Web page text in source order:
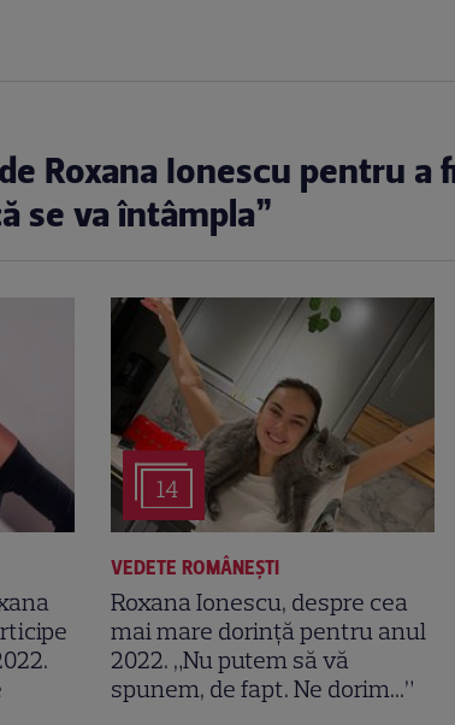
Roxana Ionescu pentru a
se va întâmpla”
14
VEDETE ROMÂNEŞTI
Roxana Ionescu, despre cea
mai mare dorință pentru anul
2022. „Nu putem să vă
spunem, de fapt. Ne dorim...”